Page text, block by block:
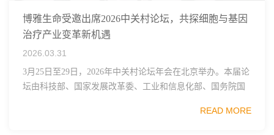
博雅生命受邀出席2026中关村论坛，共探细胞与基因
治疗产业变革新机遇
2026.03.31
3月25日至29日，2026年中关村论坛年会在北京举办。本届论
坛由科技部、国家发展改革委、工业和信息化部、国务院国
READ MORE